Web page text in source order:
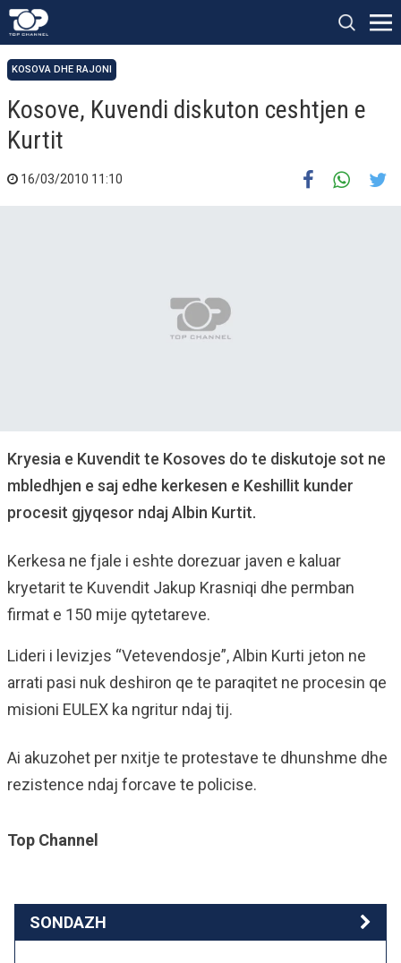
KOSOVA DHE RAJONI
Kosove, Kuvendi diskuton ceshtjen e
Kurtit
16/03/2010 11:10
Kryesia e Kuvendit te Kosoves do te diskutoje sot ne
mbledhjen e saj edhe kerkesen e Keshillit kunder
procesit gjyqesor ndaj Albin Kurtit.
Kerkesa ne fjale i eshte dorezuar javen e kaluar
kryetarit te Kuvendit Jakup Krasniqi dhe permban
firmat e 150 mije qytetareve.
Lideri i levizjes “Vetevendosje”, Albin Kurti jeton ne
arrati pasi nuk deshiron qe te paraqitet ne procesin qe
misioni EULEX ka ngritur ndaj tij.
Ai akuzohet per nxitje te protestave te dhunshme dhe
rezistence ndaj forcave te policise.
Top Channel
SONDAZH